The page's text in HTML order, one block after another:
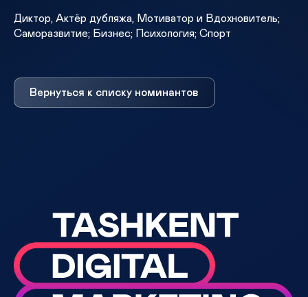
Диктор, Актёр дубляжа, Мотиватор и Вдохновитель;
Саморазвитие; Бизнес; Психология; Спорт
Вернуться к списку номинантов